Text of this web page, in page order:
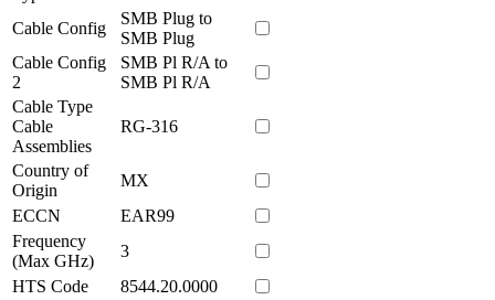
Cable Config
SMB Plug to
SMB Plug
Cable Config
2
SMB Pl R/A to
SMB Pl R/A
Cable Type
Cable
Assemblies
RG-316
Country of
Origin
MX
ECCN
EAR99
Frequency
(Max GHz)
3
HTS Code
8544.20.0000